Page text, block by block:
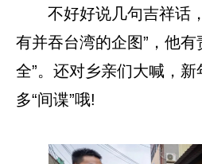
不好好说几句吉祥话
有并吞台湾的企图”，他有
全”。还对乡亲们大喊，
多“间谍”哦!